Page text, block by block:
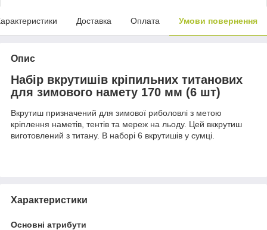
Доставка Оплата Умови повернення
Опис
Набір вкрутишів кріпильних титанових
для зимового намету 170 мм (6 шт)
Вкрутиш призначений для зимової риболовлі з метою
кріплення наметів, тентів та мереж на льоду. Цей вккрутиш
виготовлений з титану. В наборі 6 вкрутишів у сумці.
Характеристики
Основні атрибути